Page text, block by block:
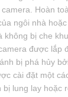
Hoàn
ngôi nhà
bị che
được lắp
bị phá hủy
cài đặt một
lung lay hoặc